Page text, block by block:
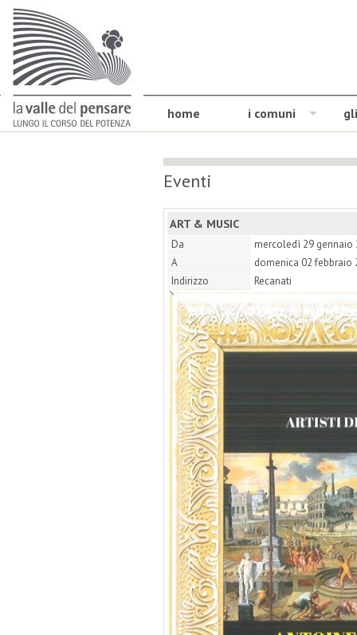
home i comuni
Eventi
ART & MUSIC
Da
mercoledì 29 gennaio
A
domenica 02 febbraio
Indirizzo
Recanati